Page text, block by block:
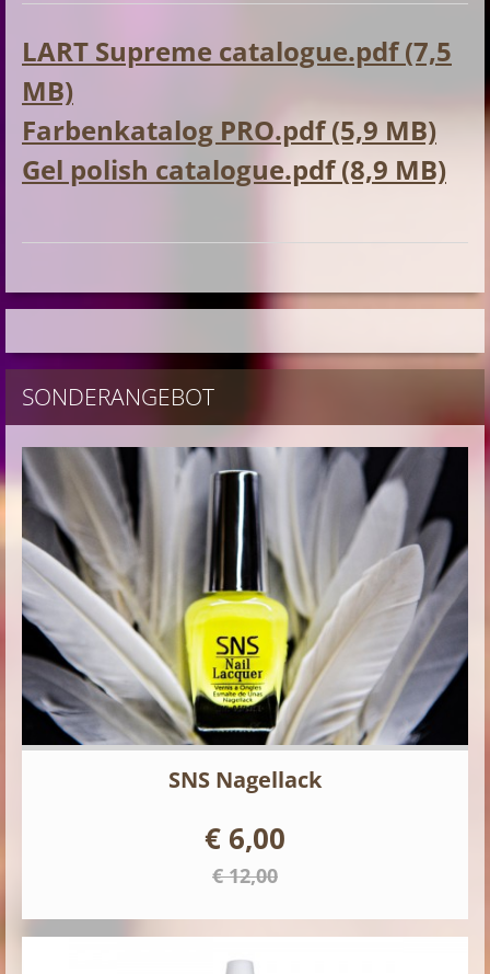
LART Supreme catalogue.pdf (7,5
MB)
Farbenkatalog PRO.pdf (5,9 MB)
Gel polish catalogue.pdf (8,9 MB)
SONDERANGEBOT
SNS Nagellack
€ 6,00
€ 12,00